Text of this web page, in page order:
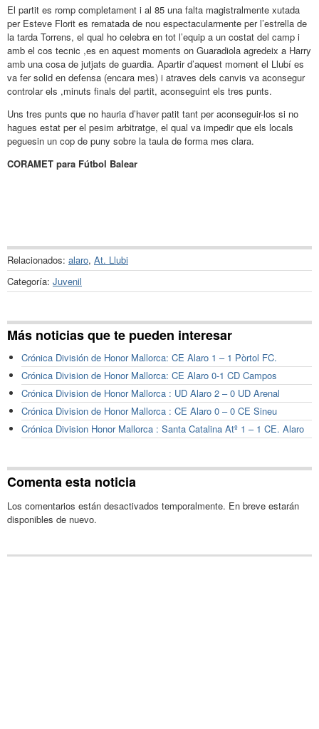
El partit es romp completament i al 85 una falta magistralmente xutada
per Esteve Florit es rematada de nou espectacularmente per l’estrella de
la tarda Torrens, el qual ho celebra en tot l’equip a un costat del camp i
amb el cos tecnic ,es en aquest moments on Guaradiola agredeix a Harry
amb una cosa de jutjats de guardia. Apartir d’aquest moment el Llubí es
va fer solid en defensa (encara mes) i atraves dels canvis va aconsegur
controlar els ,minuts finals del partit, aconseguint els tres punts.
Uns tres punts que no hauria d’haver patit tant per aconseguir-los si no
hagues estat per el pesim arbitratge, el qual va impedir que els locals
peguesin un cop de puny sobre la taula de forma mes clara.
CORAMET para Fútbol Balear
Relacionados: alaro, At. Llubi
Categoría: Juvenil
Más noticias que te pueden interesar
Crónica División de Honor Mallorca: CE Alaro 1 – 1 Pòrtol FC.
Crónica Division de Honor Mallorca: CE Alaro 0-1 CD Campos
Crónica Division de Honor Mallorca : UD Alaro 2 – 0 UD Arenal
Crónica Division de Honor Mallorca : CE Alaro 0 – 0 CE Sineu
Crónica Division Honor Mallorca : Santa Catalina Atº 1 – 1 CE. Alaro
Comenta esta noticia
Los comentarios están desactivados temporalmente. En breve estarán
disponibles de nuevo.